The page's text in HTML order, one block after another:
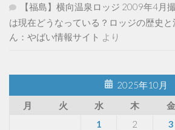
【福島】横向温泉ロッジ 2009年4月
は現在どうなっている？ロッジの歴史
ん：やばい情報サイト より
2025年10月
月
火 水 木 金
1
2 3